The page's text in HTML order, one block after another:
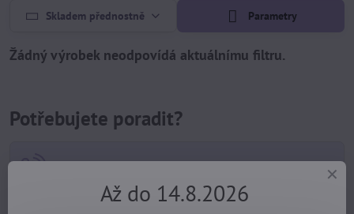
Skladem přednostně Parametry
Potřebujete poradit?
+420 725 729 111
tomas​@velofiala​.cz
Až do 14.8.2026